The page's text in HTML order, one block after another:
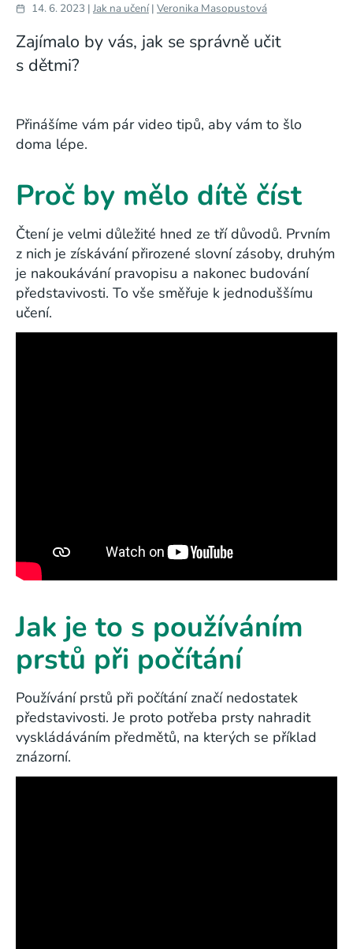
14. 6. 2023 | Jak na učení| Veronika Masopustová
Zajímalo by vás, jak se správně učit
s dětmi?
Přinášíme vám pár video tipů, aby vám to šlo
doma lépe.
Proč by mělo dítě číst
Čtení je velmi důležité hned ze tří důvodů. Prvním
z nich je získávání přirozené slovní zásoby, druhým
je nakoukávání pravopisu a nakonec budování
představivosti. To vše směřuje k jednoduššímu
učení.
Jak je to s používáním
prstů při počítání
Používání prstů při počítání značí nedostatek
představivosti. Je proto potřeba prsty nahradit
vyskládáváním předmětů, na kterých se příklad
znázorní.